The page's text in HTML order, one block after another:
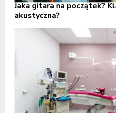
Jaka gitara na początek?
akustyczna?